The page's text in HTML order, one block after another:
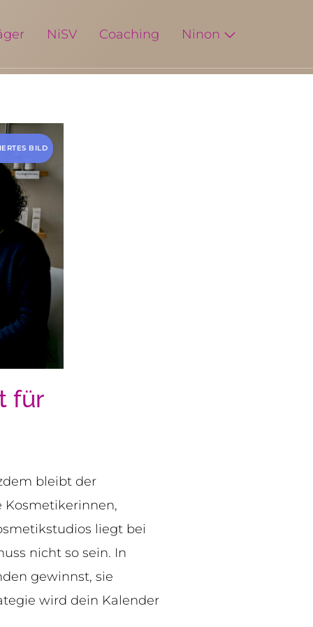
NiSV Coaching Ninon
BILD
für
bleibt der
Kosmetikerinnen,
liegt bei
nicht so sein. In
gewinnst, sie
wird dein Kalender